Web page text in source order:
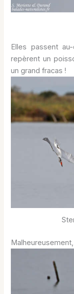
Elles passent
repèrent un
un grand fracas !